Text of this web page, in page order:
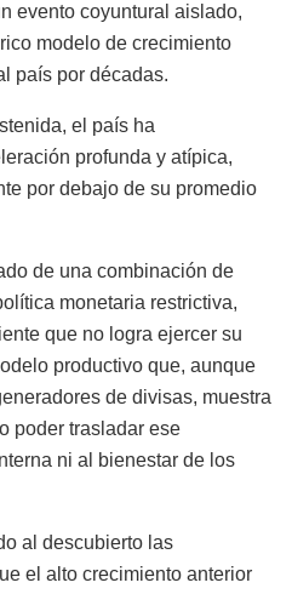
evento coyuntural aislado,
modelo de crecimiento
país por décadas.
el país ha
profunda y atípica,
por debajo de su promedio
de una combinación de
monetaria restrictiva,
que no logra ejercer su
productivo que, aunque
de divisas, muestra
poder trasladar ese
ni al bienestar de los
al descubierto las
el alto crecimiento anterior